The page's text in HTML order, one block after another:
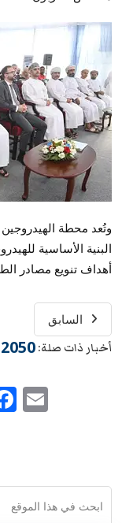
وتُعد محطة
البنية الأساسية
أهداف تنويع مصادر
السابق
أخبار ذات صلة:2050
Search